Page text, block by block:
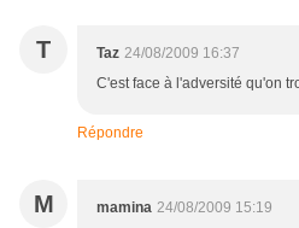
T Taz 24/08/2009 16:37
C'est face à l'adversité qu'on
Répondre
M mamina 24/08/2009 15:19